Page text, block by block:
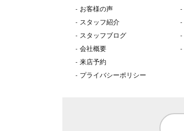
お客様の声
スタッフ紹介
スタッフブログ
会社概要
来店予約
プライバシーポリシー